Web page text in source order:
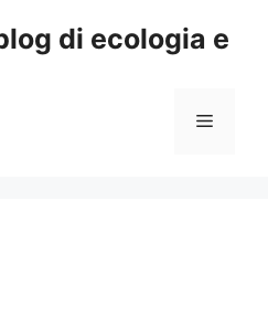
di ecologia e
Menu